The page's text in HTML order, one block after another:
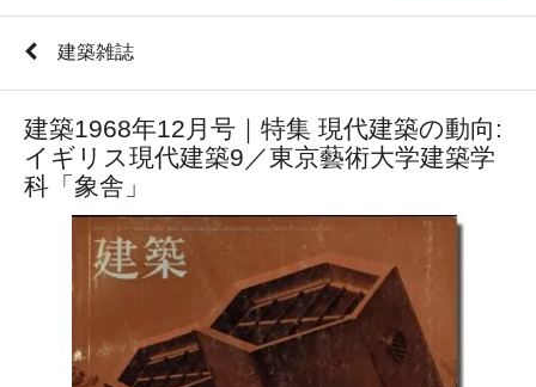
建築雑誌
建築1968年12月号｜特集 現代建築の動向:
イギリス現代建築9／東京藝術大学建築学
科「象舎」